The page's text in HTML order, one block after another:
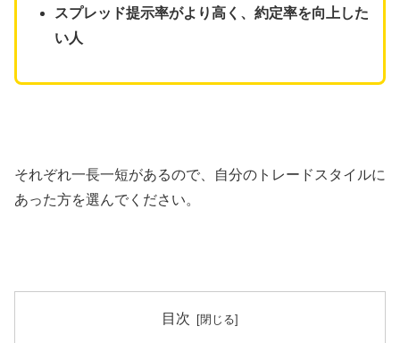
スプレッド提示率がより高く、約定率を向上した
い人
それぞれ一長一短があるので、自分のトレードスタイルに
あった方を選んでください。
目次